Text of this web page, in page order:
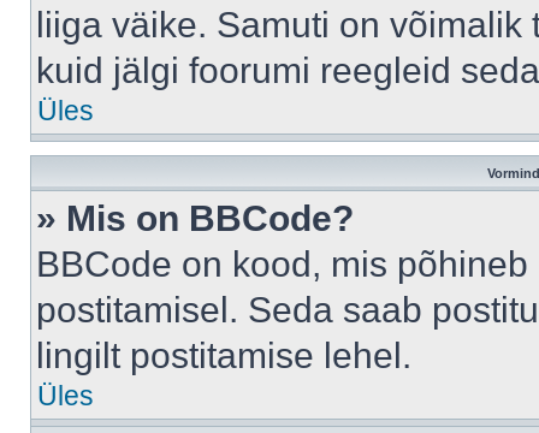
liiga väike. Samuti on
kuid jälgi foorumi reegleid
Üles
» Mis on BBCode?
BBCode on kood, mis
postitamisel. Seda saab
lingilt postitamise lehel.
Üles